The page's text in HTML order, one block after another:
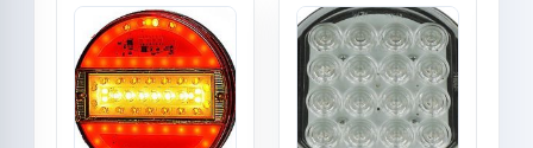
Quick View